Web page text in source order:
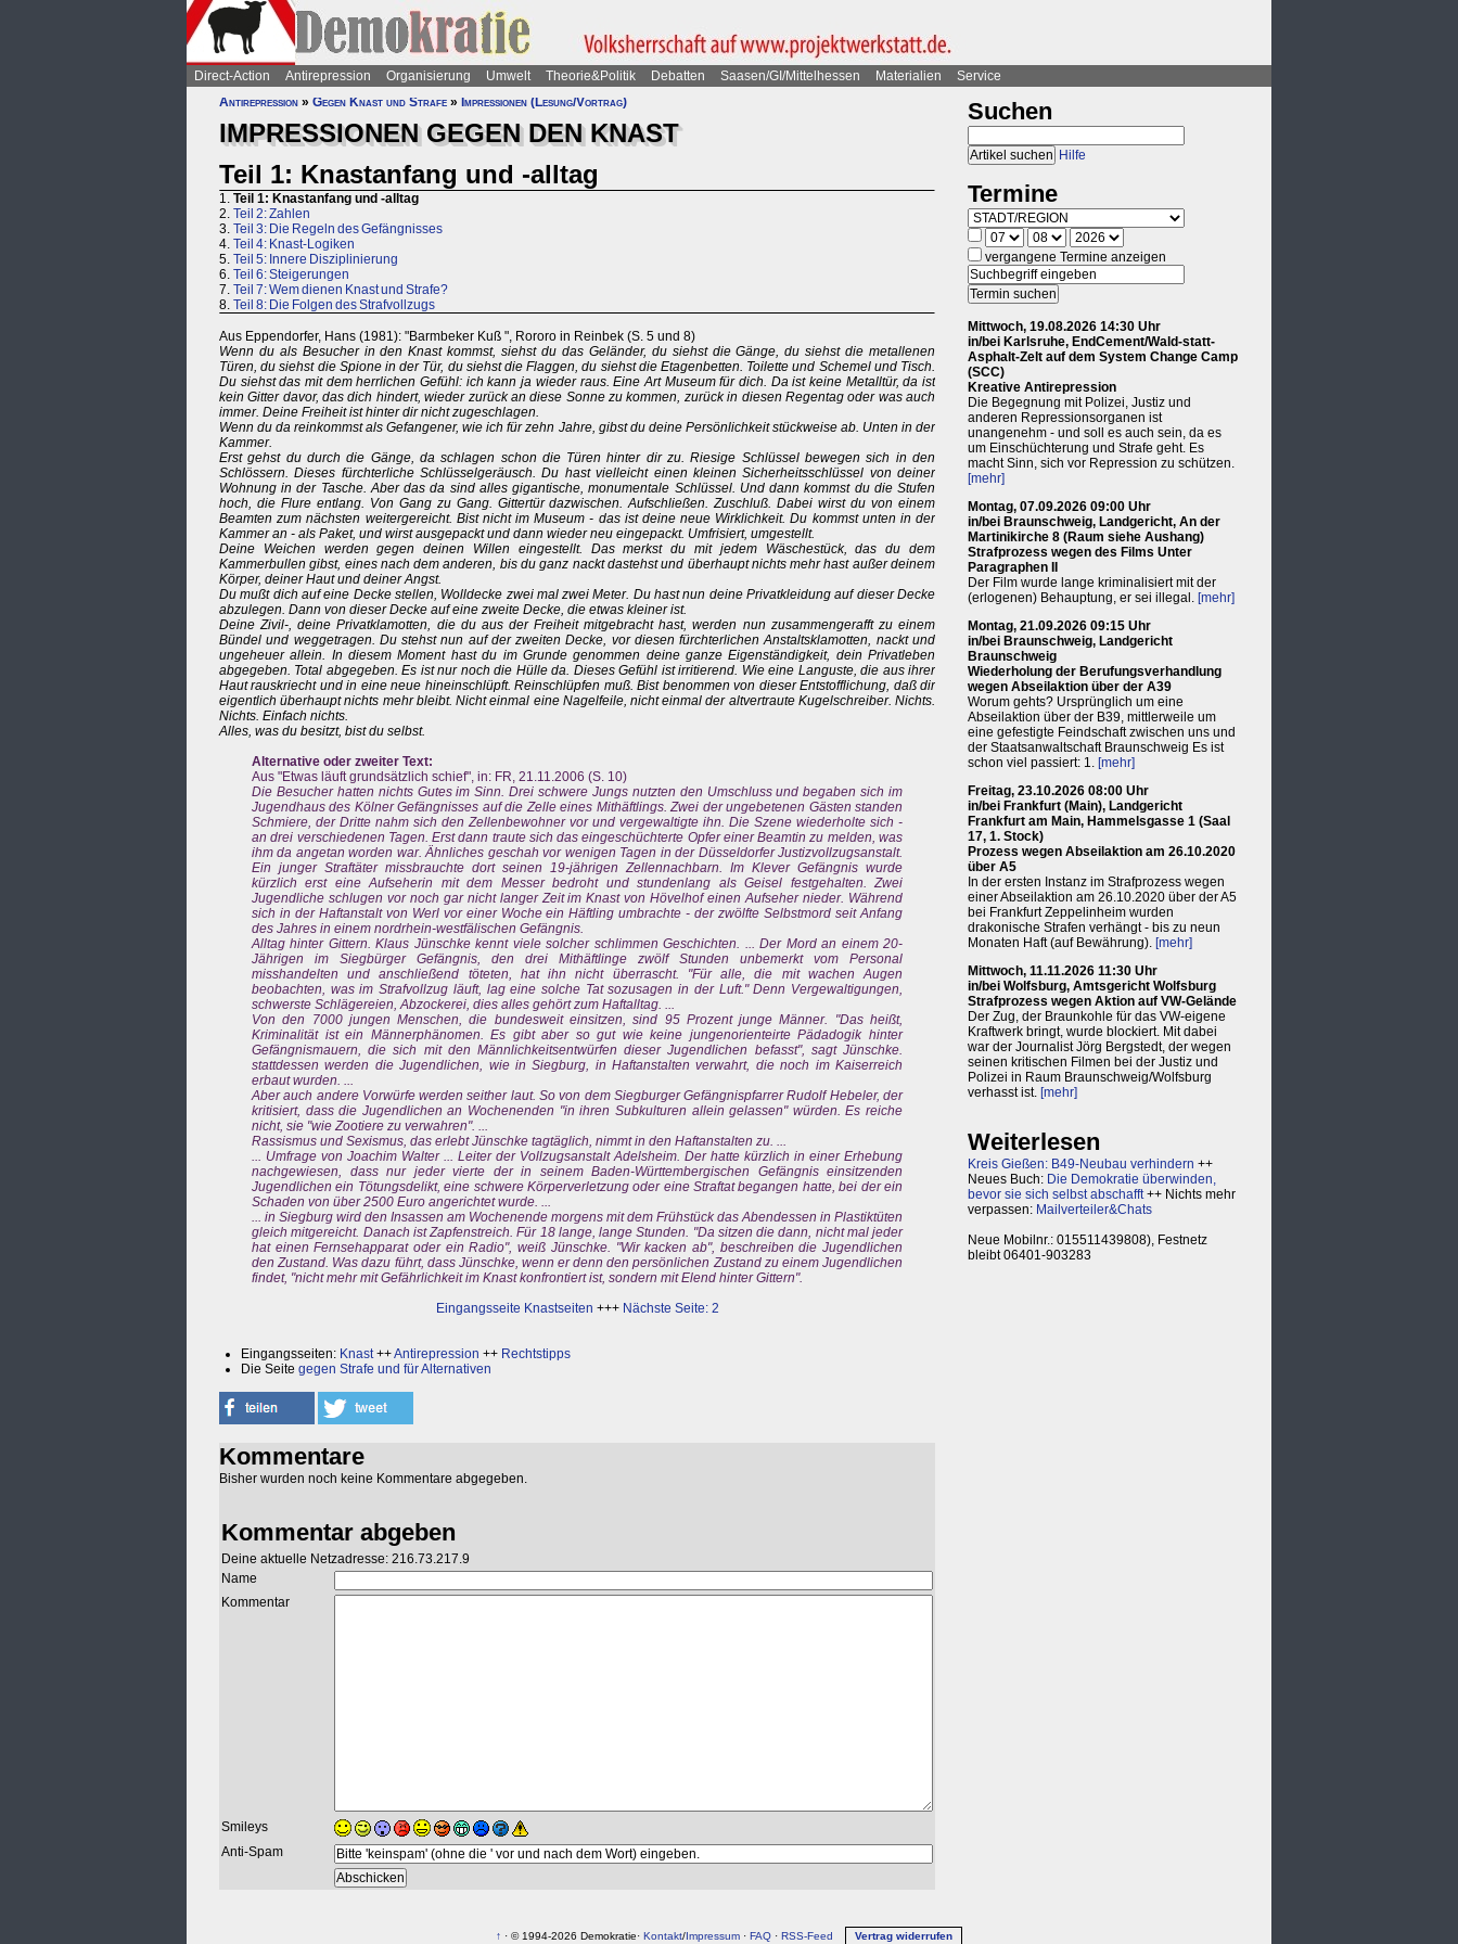
Direct-Action Antirepression Organisierung Umwelt Theorie&Politik Debatten Saasen/GI/Mittelhessen Materialien
Service
Antirepression » Gegen Knast und Strafe » Impressionen (Lesung/Vortrag)
IMPRESSIONEN GEGEN DEN KNAST
Teil 1: Knastanfang und -alltag
1. Teil 1: Knastanfang und -alltag
2. Teil 2: Zahlen
3. Teil 3: Die Regeln des Gefängnisses
4. Teil 4: Knast-Logiken
5. Teil 5: Innere Disziplinierung
6. Teil 6: Steigerungen
7. Teil 7: Wem dienen Knast und Strafe?
8. Teil 8: Die Folgen des Strafvollzugs
Aus Eppendorfer, Hans (1981): "Barmbeker Kuß ", Rororo in Reinbek (S. 5 und 8)
Wenn du als Besucher in den Knast kommst, siehst du das Geländer, du siehst die Gänge, du siehst die metallenen
Türen, du siehst die Spione in der Tür, du siehst die Flaggen, du siehst die Etagenbetten. Toilette und Schemel und Tisch.
Du siehst das mit dem herrlichen Gefühl: ich kann ja wieder raus. Eine Art Museum für dich. Da ist keine Metalltür, da ist
kein Gitter davor, das dich hindert, wieder zurück an diese Sonne zu kommen, zurück in diesen Regentag oder was auch
immer. Deine Freiheit ist hinter dir nicht zugeschlagen.
Wenn du da reinkommst als Gefangener, wie ich für zehn Jahre, gibst du deine Persönlichkeit stückweise ab. Unten in der
Kammer.
Erst gehst du durch die Gänge, da schlagen schon die Türen hinter dir zu. Riesige Schlüssel bewegen sich in den
Schlössern. Dieses fürchterliche Schlüsselgeräusch. Du hast vielleicht einen kleinen Sicherheitsschlüssel von deiner
Wohnung in der Tasche. Aber das da sind alles gigantische, monumentale Schlüssel. Und dann kommst du die Stufen
hoch, die Flure entlang. Von Gang zu Gang. Gittertür dazwischen. Aufschließen. Zuschluß. Dabei wirst du von einem
Beamten zum nächsten weitergereicht. Bist nicht im Museum - das ist deine neue Wirklichkeit. Du kommst unten in der
Kammer an - als Paket, und wirst ausgepackt und dann wieder neu eingepackt. Umfrisiert, umgestellt.
Deine Weichen werden gegen deinen Willen eingestellt. Das merkst du mit jedem Wäschestück, das du dem
Kammerbullen gibst, eines nach dem anderen, bis du ganz nackt dastehst und überhaupt nichts mehr hast außer deinem
Körper, deiner Haut und deiner Angst.
Du mußt dich auf eine Decke stellen, Wolldecke zwei mal zwei Meter. Du hast nun deine Privatkleidung auf dieser Decke
abzulegen. Dann von dieser Decke auf eine zweite Decke, die etwas kleiner ist.
Deine Zivil-, deine Privatklamotten, die du aus der Freiheit mitgebracht hast, werden nun zusammengerafft zu einem
Bündel und weggetragen. Du stehst nun auf der zweiten Decke, vor diesen fürchterlichen Anstaltsklamotten, nackt und
ungeheuer allein. In diesem Moment hast du im Grunde genommen deine ganze Eigenständigkeit, dein Privatleben
abgegeben. Total abgegeben. Es ist nur noch die Hülle da. Dieses Gefühl ist irritierend. Wie eine Languste, die aus ihrer
Haut rauskriecht und in eine neue hineinschlüpft. Reinschlüpfen muß. Bist benommen von dieser Entstofflichung, daß dir
eigentlich überhaupt nichts mehr bleibt. Nicht einmal eine Nagelfeile, nicht einmal der altvertraute Kugelschreiber. Nichts.
Nichts. Einfach nichts.
Alles, was du besitzt, bist du selbst.
Alternative oder zweiter Text:
Aus "Etwas läuft grundsätzlich schief", in: FR, 21.11.2006 (S. 10)
Die Besucher hatten nichts Gutes im Sinn. Drei schwere Jungs nutzten den Umschluss und begaben sich im
Jugendhaus des Kölner Gefängnisses auf die Zelle eines Mithäftlings. Zwei der ungebetenen Gästen standen
Schmiere, der Dritte nahm sich den Zellenbewohner vor und vergewaltigte ihn. Die Szene wiederholte sich -
an drei verschiedenen Tagen. Erst dann traute sich das eingeschüchterte Opfer einer Beamtin zu melden, was
ihm da angetan worden war. Ähnliches geschah vor wenigen Tagen in der Düsseldorfer Justizvollzugsanstalt.
Ein junger Straftäter missbrauchte dort seinen 19-jährigen Zellennachbarn. Im Klever Gefängnis wurde
kürzlich erst eine Aufseherin mit dem Messer bedroht und stundenlang als Geisel festgehalten. Zwei
Jugendliche schlugen vor noch gar nicht langer Zeit im Knast von Hövelhof einen Aufseher nieder. Während
sich in der Haftanstalt von Werl vor einer Woche ein Häftling umbrachte - der zwölfte Selbstmord seit Anfang
des Jahres in einem nordrhein-westfälischen Gefängnis.
Alltag hinter Gittern. Klaus Jünschke kennt viele solcher schlimmen Geschichten. ... Der Mord an einem 20-
Jährigen im Siegbürger Gefängnis, den drei Mithäftlinge zwölf Stunden unbemerkt vom Personal
misshandelten und anschließend töteten, hat ihn nicht überrascht. "Für alle, die mit wachen Augen
beobachten, was im Strafvollzug läuft, lag eine solche Tat sozusagen in der Luft." Denn Vergewaltigungen,
schwerste Schlägereien, Abzockerei, dies alles gehört zum Haftalltag. ...
Von den 7000 jungen Menschen, die bundesweit einsitzen, sind 95 Prozent junge Männer. "Das heißt,
Kriminalität ist ein Männerphänomen. Es gibt aber so gut wie keine jungenorienteirte Pädadogik hinter
Gefängnismauern, die sich mit den Männlichkeitsentwürfen dieser Jugendlichen befasst", sagt Jünschke.
stattdessen werden die Jugendlichen, wie in Siegburg, in Haftanstalten verwahrt, die noch im Kaiserreich
erbaut wurden. ...
Aber auch andere Vorwürfe werden seither laut. So von dem Siegburger Gefängnispfarrer Rudolf Hebeler, der
kritisiert, dass die Jugendlichen an Wochenenden "in ihren Subkulturen allein gelassen" würden. Es reiche
nicht, sie "wie Zootiere zu verwahren". ...
Rassismus und Sexismus, das erlebt Jünschke tagtäglich, nimmt in den Haftanstalten zu. ...
... Umfrage von Joachim Walter ... Leiter der Vollzugsanstalt Adelsheim. Der hatte kürzlich in einer Erhebung
nachgewiesen, dass nur jeder vierte der in seinem Baden-Württembergischen Gefängnis einsitzenden
Jugendlichen ein Tötungsdelikt, eine schwere Körperverletzung oder eine Straftat begangen hatte, bei der ein
Schaden von über 2500 Euro angerichtet wurde. ...
... in Siegburg wird den Insassen am Wochenende morgens mit dem Frühstück das Abendessen in Plastiktüten
gleich mitgereicht. Danach ist Zapfenstreich. Für 18 lange, lange Stunden. "Da sitzen die dann, nicht mal jeder
hat einen Fernsehapparat oder ein Radio", weiß Jünschke. "Wir kacken ab", beschreiben die Jugendlichen
den Zustand. Was dazu führt, dass Jünschke, wenn er denn den persönlichen Zustand zu einem Jugendlichen
findet, "nicht mehr mit Gefährlichkeit im Knast konfrontiert ist, sondern mit Elend hinter Gittern".
Eingangsseite Knastseiten +++ Nächste Seite: 2
Eingangsseiten: Knast++Antirepression ++ Rechtstipps
Die Seite gegen Strafe und für Alternativen
Kommentare
Bisher wurden noch keine Kommentare abgegeben.
Kommentar abgeben
Deine aktuelle Netzadresse: 216.73.217.9
Name
Kommentar
Smileys
Anti-Spam
Suchen
Hilfe
Termine
vergangene Termine anzeigen
Mittwoch, 19.08.2026 14:30 Uhr
in/bei Karlsruhe, EndCement/Wald-statt-
Asphalt-Zelt auf dem System Change Camp
(SCC)
Kreative Antirepression
Die Begegnung mit Polizei, Justiz und
anderen Repressionsorganen ist
unangenehm - und soll es auch sein, da es
um Einschüchterung und Strafe geht. Es
macht Sinn, sich vor Repression zu schützen.
[mehr]
Montag, 07.09.2026 09:00 Uhr
in/bei Braunschweig, Landgericht, An der
Martinikirche 8 (Raum siehe Aushang)
Strafprozess wegen des Films Unter
Paragraphen II
Der Film wurde lange kriminalisiert mit der
(erlogenen) Behauptung, er sei illegal. [mehr]
Montag, 21.09.2026 09:15 Uhr
in/bei Braunschweig, Landgericht
Braunschweig
Wiederholung der Berufungsverhandlung
wegen Abseilaktion über der A39
Worum gehts? Ursprünglich um eine
Abseilaktion über der B39, mittlerweile um
eine gefestigte Feindschaft zwischen uns und
der Staatsanwaltschaft Braunschweig Es ist
schon viel passiert: 1. [mehr]
Freitag, 23.10.2026 08:00 Uhr
in/bei Frankfurt (Main), Landgericht
Frankfurt am Main, Hammelsgasse 1 (Saal
17, 1. Stock)
Prozess wegen Abseilaktion am 26.10.2020
über A5
In der ersten Instanz im Strafprozess wegen
einer Abseilaktion am 26.10.2020 über der A5
bei Frankfurt Zeppelinheim wurden
drakonische Strafen verhängt - bis zu neun
Monaten Haft (auf Bewährung). [mehr]
Mittwoch, 11.11.2026 11:30 Uhr
in/bei Wolfsburg, Amtsgericht Wolfsburg
Strafprozess wegen Aktion auf VW-Gelände
Der Zug, der Braunkohle für das VW-eigene
Kraftwerk bringt, wurde blockiert. Mit dabei
war der Journalist Jörg Bergstedt, der wegen
seinen kritischen Filmen bei der Justiz und
Polizei in Raum Braunschweig/Wolfsburg
verhasst ist. [mehr]
Weiterlesen
Kreis Gießen: B49-Neubau verhindern ++
Neues Buch: Die Demokratie überwinden,
bevor sie sich selbst abschafft++ Nichts mehr
verpassen: Mailverteiler&Chats
Neue Mobilnr.: 015511439808), Festnetz
bleibt 06401-903283
↑ · © 1994-2026 Demokratie· Kontakt/ Impressum · FAQ · RSS-Feed Vertrag widerrufen